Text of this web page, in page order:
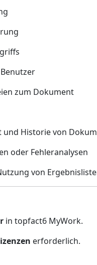
zum Dokument
Historie von
oder Fehleranalysen
von
in topfact6 MyWork.
erforderlich.